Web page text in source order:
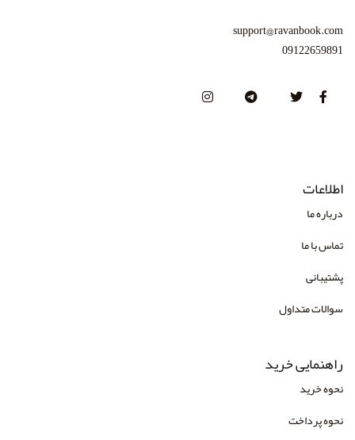
انتشارات بینش نو
انتشارات تزکیه
انتشارات دوران
support@ravanbook.com
09122659891
اطلاعات
درباره ما
تماس با ما
پشتیبانی
سوالات متداول
راهنمایی خرید
نحوه خرید
نحوه پرداخت